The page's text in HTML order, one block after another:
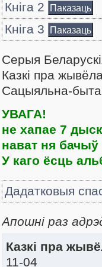
Кніга 2 Паказаць
Кніга 3 Паказаць
Серыя
Казкі пра
Сацыяльна-
УВАГА!
не хапае 7
нават ня
У каго ёсць
Дадатковыя
Апошні раз
Казкі пра
11-04